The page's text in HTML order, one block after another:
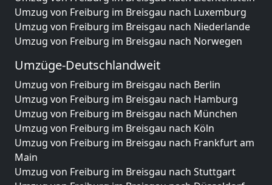
Umzug von Freiburg im Breisgau nach Luxemburg
Umzug von Freiburg im Breisgau nach Niederlande
Umzug von Freiburg im Breisgau nach Norwegen
Umzüge-Deutschlandweit
Umzug von Freiburg im Breisgau nach Berlin
Umzug von Freiburg im Breisgau nach Hamburg
Umzug von Freiburg im Breisgau nach München
Umzug von Freiburg im Breisgau nach Köln
Umzug von Freiburg im Breisgau nach Frankfurt am
Main
Umzug von Freiburg im Breisgau nach Stuttgart